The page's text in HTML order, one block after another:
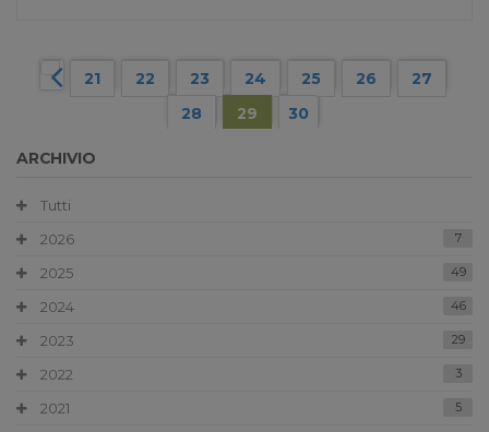
21 22 23 24 25 26
27
28
29 30
ARCHIVIO
Tutti
2026
7
2025 49
2024 46
2023 29
2022 3
2021 5